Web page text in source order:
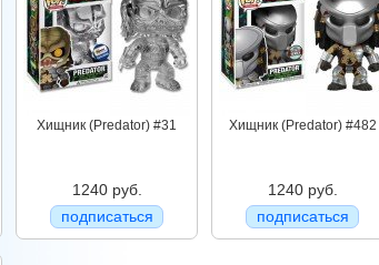
Хищник (Predator) #31
1240 руб.
подписаться
Хищник (Predator) #482
1240 руб.
подписаться